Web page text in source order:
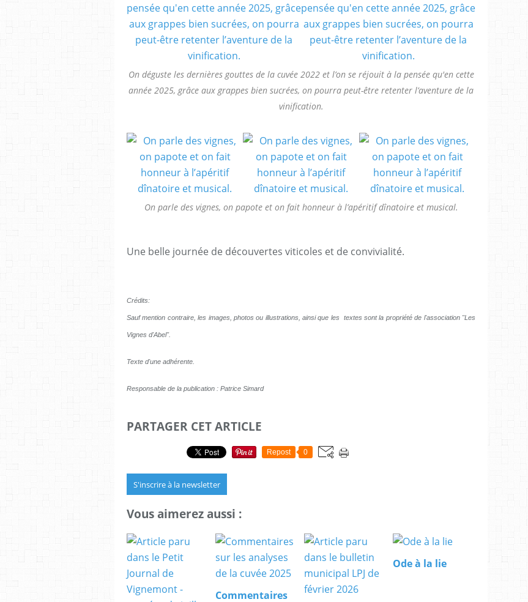
On déguste les dernières gouttes de la cuvée 2022 et l’on se réjouit à la pensée qu'en cette
année 2025, grâce aux grappes bien sucrées, on pourra peut-être retenter l’aventure de la
vinification.
On parle des vignes, on papote et on fait honneur à l’apéritif dînatoire et musical.
Une belle journée de découvertes viticoles et de convivialité.
Crédits:
Sauf mention contraire, les images, photos ou illustrations, ainsi que les textes sont la propriété de l'association "Les
Vignes d'Abel".
Texte d'une adhérente.
Responsable de la publication : Patrice Simard
PARTAGER CET ARTICLE
Repost 0
S'inscrire à la newsletter
Vous aimerez aussi :
Commentaires
Ode à la lie